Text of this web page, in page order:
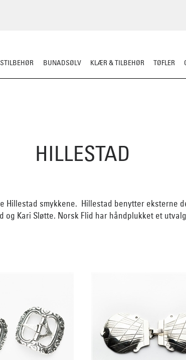
BUNADSØLV KLÆR & TILBEHØR TØFLER
HILLESTAD
smykkene. Hillestad benytter eksterne
og Kari Sløtte. Norsk Flid har håndplukket et